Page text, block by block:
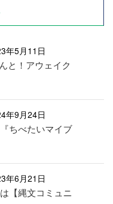
年5月11日
と！アウェイク
年9月24日
ちべたいマイブ
年6月21日
【縄文コミュニ